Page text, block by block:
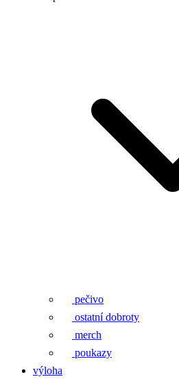
pečivo
ostatní dobroty
merch
poukazy
výloha